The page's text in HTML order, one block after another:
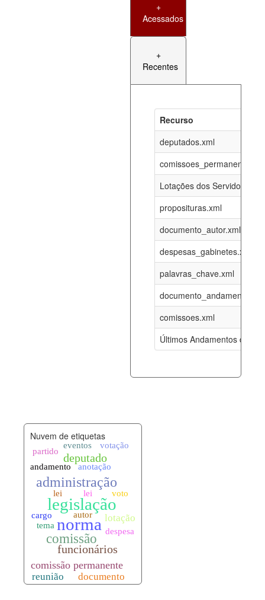
+
Acessados
+
Recentes
Recurso
deputados.xml
Lotações dos Servidores
proposituras.xml
documento_autor.xml
despesas_gabinetes.xml
palavras_chave.xml
documento_andamento.xml
comissoes.xml
Últimos Andamentos de
documento_andamento_atual.xml
08-08-
funcionarios_lotacoes.xml
funcionarios_cargos.xml 12-05-
08-08-
documento_andamento.xml 08-08-
palavras_chave.xml 08-08-
legislacao_norma_anotacoes.xml
Nuvem de etiquetas